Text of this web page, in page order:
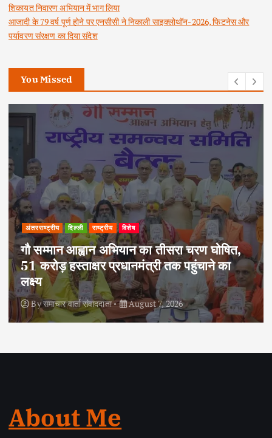
शिकायत निवारण अभियान में भाग लिया
आजादी के 79 वर्ष पूर्ण होने पर एनसीसी ने निकाली साइक्लोथॉन-2026, फिटनेस और
पर्यावरण संरक्षण का दिया संदेश
You Missed
अपराध दिल्ली राष्ट्रीय
दोहरे हत्याकांड का वांछित आरोपी क्राइम ब्रांच के
हत्थे चढ़ा, नौ आपराधिक मामलों में रहा है शामिल
Byसमाचार वार्ता संवाददाता August 6, 2026
About Me